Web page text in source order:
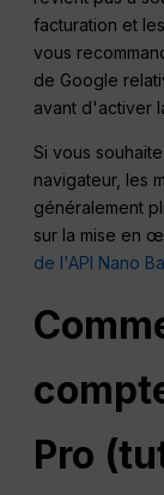
facturation et
vous
de Google
avant d'activer
Si vous
navigateur, les
généralement
sur la mise en
de l'API Nano
Pro